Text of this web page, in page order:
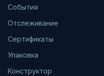
События
Отслеживание
Сертификаты
Упаковка
Конструктор